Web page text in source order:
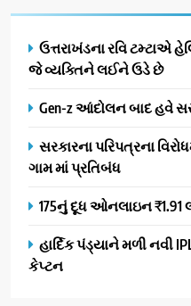
ઉત્તરાખંડના રવિ ટમ્ટાએ
જે વ્યક્તિને લઈને ઉડે છે
Gen-z આંદોલન બાદ હવે
સરકારના પરિપત્રના
ગામ માં પ્રતિબંધ
175નું દૂધ ઓનલાઇન ₹1.91
હાર્દિક પંડ્યાને મળી નવી
કેપ્ટન